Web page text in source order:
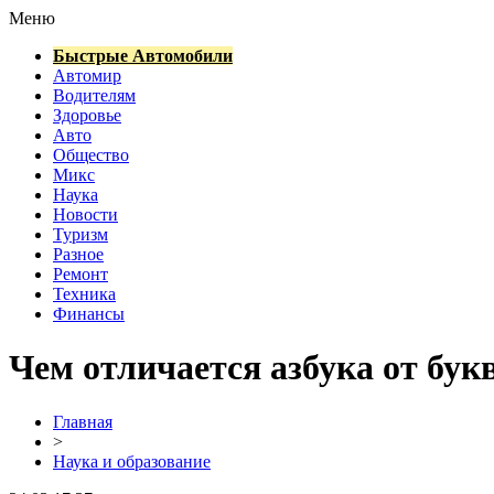
Меню
Быстрые Автомобили
Автомир
Водителям
Здоровье
Авто
Общество
Микс
Наука
Новости
Туризм
Разное
Ремонт
Техника
Финансы
Чем отличается азбука от
Главная
>
Наука и образование